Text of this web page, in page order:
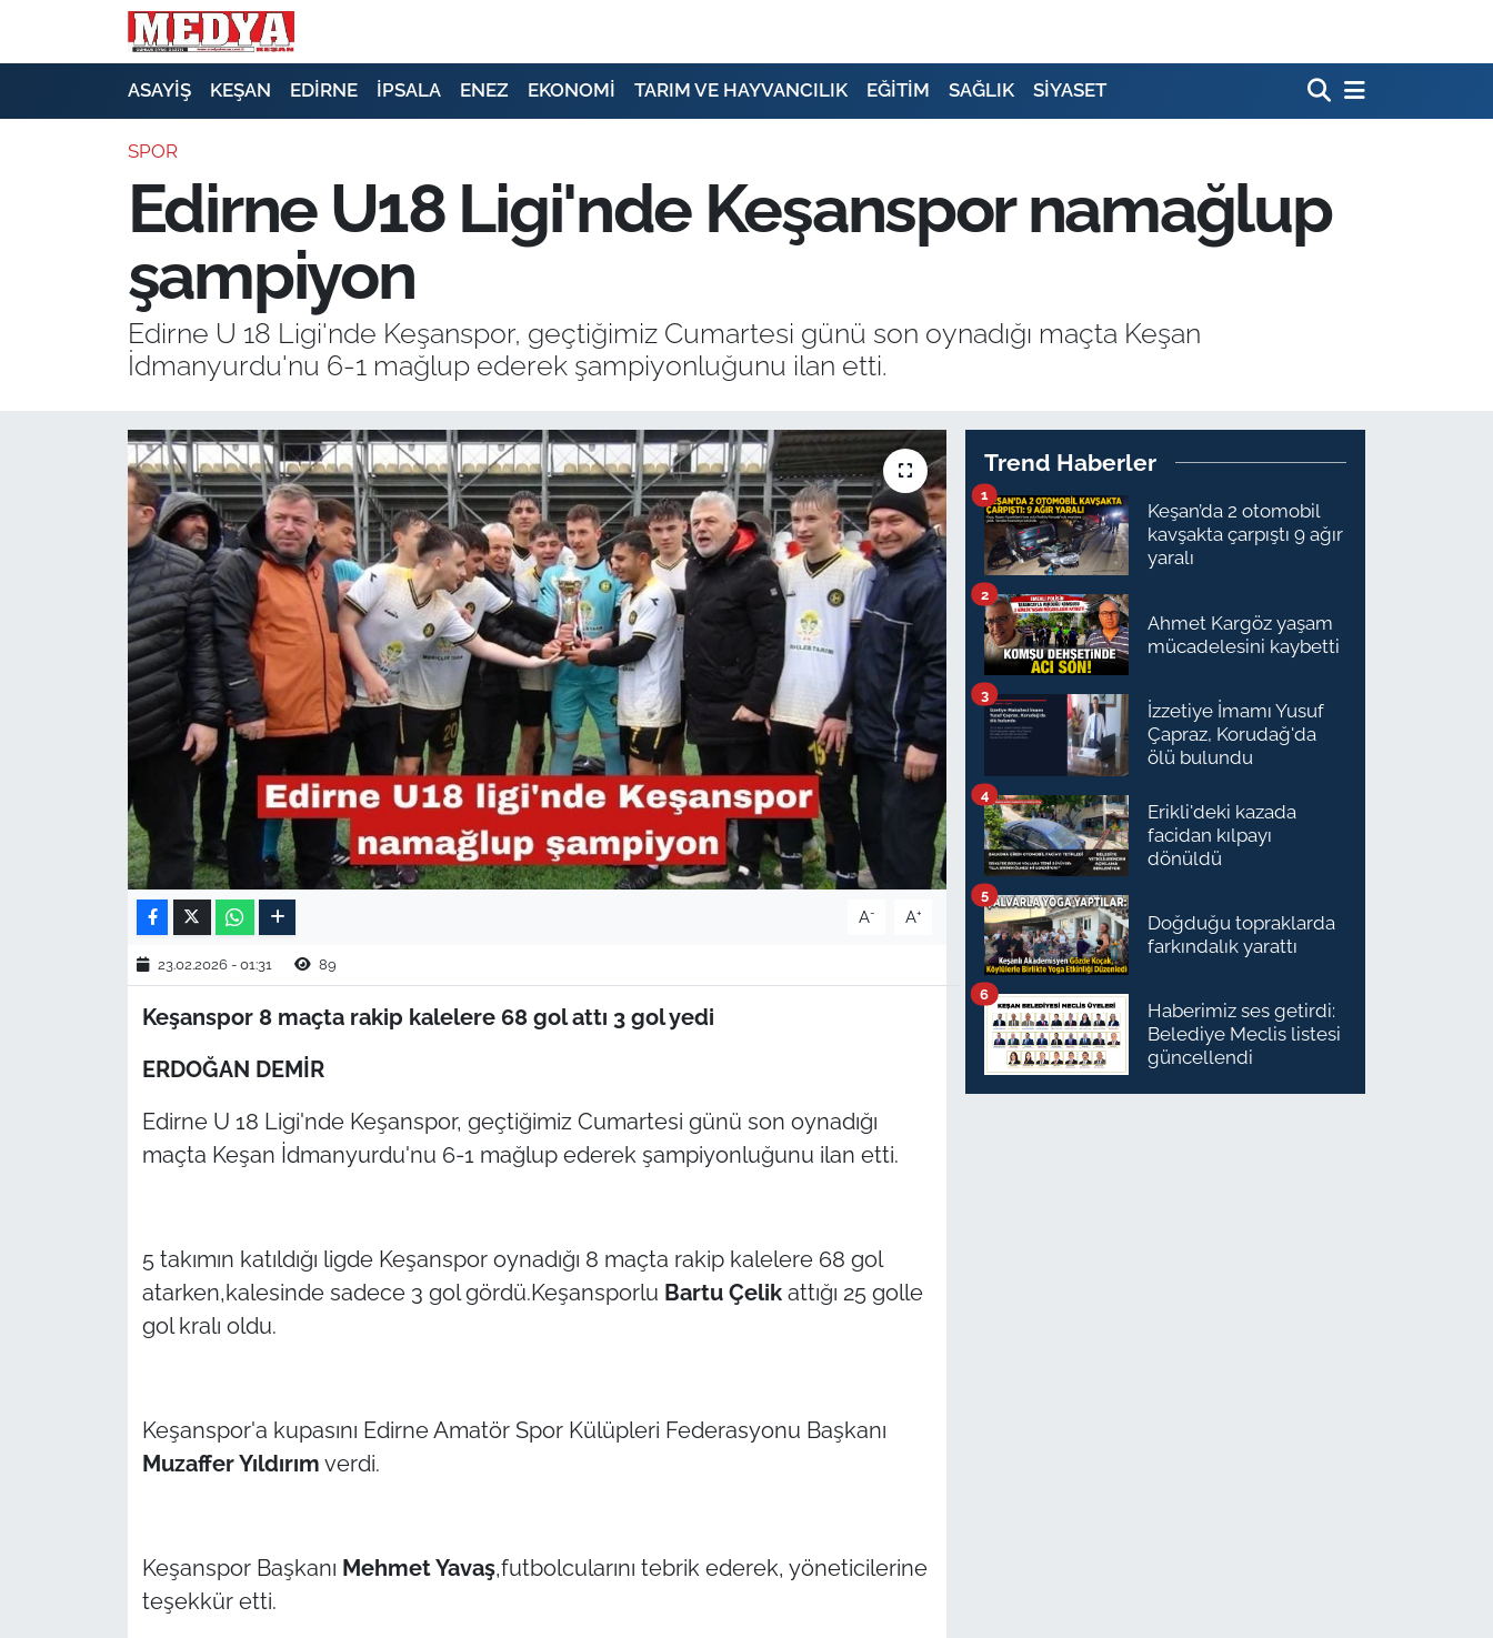
ASAYİŞ KEŞAN EDİRNE İPSALA ENEZ EKONOMİ TARIM VE HAYVANCILIK EĞİTİM SAĞLIK SİYASET
SPOR
Edirne U18 Ligi'nde Keşanspor namağlup
şampiyon
Edirne U 18 Ligi'nde Keşanspor, geçtiğimiz Cumartesi günü son oynadığı maçta Keşan
İdmanyurdu'nu 6-1 mağlup ederek şampiyonluğunu ilan etti.
A- A+
23.02.2026 - 01:31 89
Keşanspor 8 maçta rakip kalelere 68 gol attı 3 gol yedi
ERDOĞAN DEMİR
Edirne U 18 Ligi'nde Keşanspor, geçtiğimiz Cumartesi günü son oynadığı
maçta Keşan İdmanyurdu'nu 6-1 mağlup ederek şampiyonluğunu ilan etti.
5 takımın katıldığı ligde Keşanspor oynadığı 8 maçta rakip kalelere 68 gol
atarken,kalesinde sadece 3 gol gördü.Keşansporlu Bartu Çelikattığı 25 golle
gol kralı oldu.
Keşanspor'a kupasını Edirne Amatör Spor Külüpleri Federasyonu Başkanı
Muzaffer Yıldırım verdi.
Keşanspor Başkanı Mehmet Yavaş,futbolcularını tebrik ederek, yöneticilerine
teşekkür etti.
Trend Haberler
Keşan’da 2 otomobil
kavşakta çarpıştı 9 ağır
yaralı
1
Ahmet Kargöz yaşam
mücadelesini kaybetti
2
İzzetiye İmamı Yusuf
Çapraz, Korudağ'da
ölü bulundu
3
Erikli'deki kazada
facidan kılpayı
dönüldü
4
Doğduğu topraklarda
farkındalık yarattı
5
Haberimiz ses getirdi:
Belediye Meclis listesi
güncellendi
6
E-GAZETE
GÜNDEM
EKONOMİ
SAĞLIK
EĞİTİM
TARIM VE HAYVANCILIK
KÜLTÜR SANAT
RESMİ İLAN
EDİRNE
TEKİRDAĞ
KIRKLARELİ
ÇANAKKALE
Flaş Haber
Bilim Teknoloji
English News